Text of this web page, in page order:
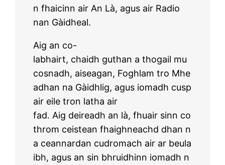
n fhaicinn air An Là, agus air Radio
nan Gàidheal.
Aig an co-
labhairt, chaidh guthan a thogail mu
cosnadh, aiseagan, Foghlam tro Mhe
adhan na Gàidhlig, agus iomadh cusp
air eile tron latha air
fad. Aig deireadh an là, fhuair sinn co
throm ceistean fhaighneachd dhan n
a ceannardan cudromach air ar beula
ibh, agus an sin bhruidhinn iomadh n